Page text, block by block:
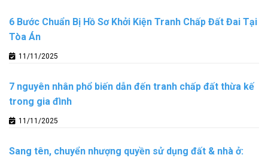
6 Bước Chuẩn Bị Hồ Sơ Khởi Kiện Tranh Chấp Đất Đai Tại
Tòa Án
11/11/2025
7 nguyên nhân phổ biến dẫn đến tranh chấp đất thừa kế
trong gia đình
11/11/2025
Sang tên, chuyển nhượng quyền sử dụng đất & nhà ở: